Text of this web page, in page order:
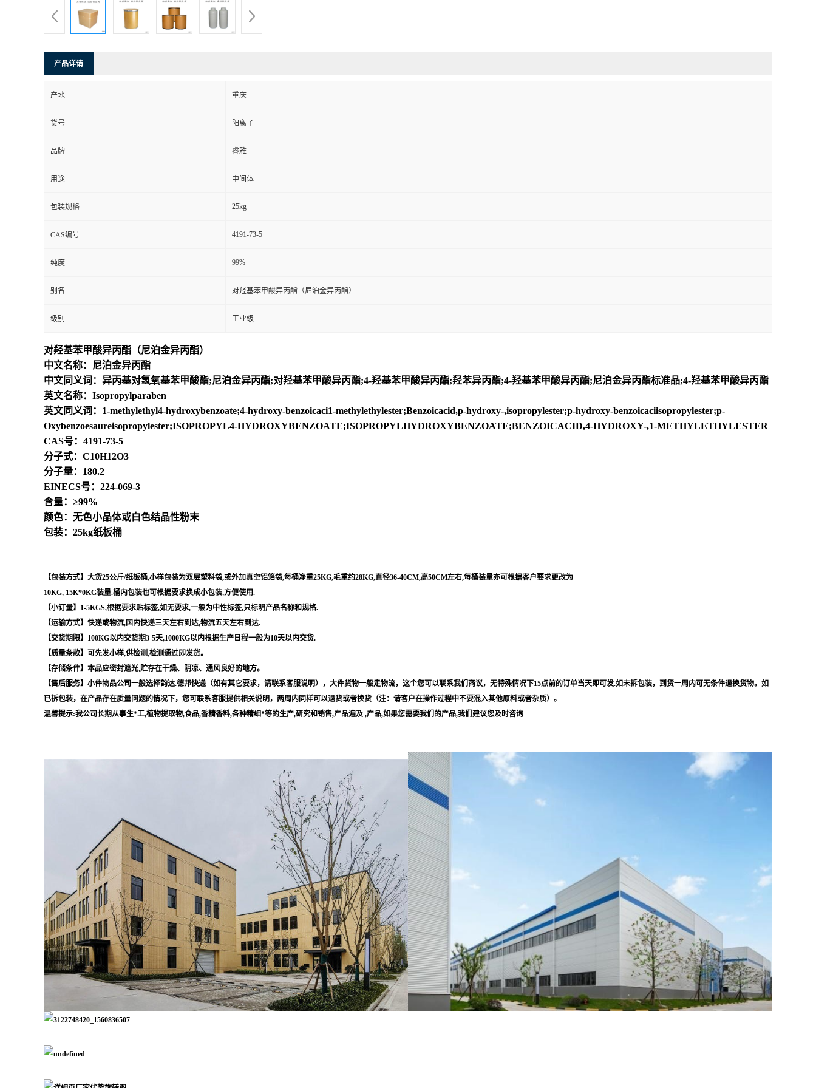
产品详请
产地 重庆
货号 阳离子
品牌 睿雅
用途 中间体
包装规格 25kg
CAS编号 4191-73-5
纯度 99%
别名 对羟基苯甲酸异丙酯（尼泊金异丙酯）
级别 工业级
对羟基苯甲酸异丙酯（尼泊金异丙酯）
中文名称：尼泊金异丙酯
中文同义词：异丙基对氢氧基苯甲酸酯;尼泊金异丙酯;对羟基苯甲酸异丙酯;4-羟基苯甲酸异丙酯;羟苯异丙酯;4-羟基苯甲酸异丙酯;尼泊金异丙酯标准品;4-羟基苯甲酸异丙酯
英文名称：Isopropylparaben
英文同义词：1-methylethyl4-hydroxybenzoate;4-hydroxy-benzoicaci1-methylethylester;Benzoicacid,p-hydroxy-,isopropylester;p-hydroxy-benzoicaciisopropylester;p-
Oxybenzoesaureisopropylester;ISOPROPYL4-HYDROXYBENZOATE;ISOPROPYLHYDROXYBENZOATE;BENZOICACID,4-HYDROXY-,1-METHYLETHYLESTER
CAS号：4191-73-5
分子式：C10H12O3
分子量：180.2
EINECS号：224-069-3
含量：≥99%
颜色：无色小晶体或白色结晶性粉末
包装：25kg纸板桶
【包装方式】大货25公斤/纸板桶,小样包装为双层塑料袋,或外加真空铝箔袋,每桶净重25KG,毛重约28KG,直径36-40CM,高50CM左右,每桶装量亦可根据客户要求更改为
10KG, 15K*0KG装量.桶内包装也可根据要求换成小包装,方便使用.
【小订量】1-5KGS,根据要求贴标签,如无要求,一般为中性标签,只标明产品名称和规格.
【运输方式】快递或物流,国内快递三天左右到达,物流五天左右到达.
【交货期限】100KG以内交货期3-5天,1000KG以内根据生产日程一般为10天以内交货.
【质量条款】可先发小样,供检测,检测通过即发货。
【存储条件】本品应密封遮光,贮存在干燥、阴凉、通风良好的地方。
【售后服务】小件物品公司一般选择韵达.德邦快递（如有其它要求，请联系客服说明），大件货物一般走物流，这个您可以联系我们商议，无特殊情况下15点前的订单当天即可发.如未拆包装，到货一周内可无条件退换货物。如
已拆包装，在产品存在质量问题的情况下，您可联系客服提供相关说明，两周内同样可以退货或者换货（注：请客户在操作过程中不要混入其他原料或者杂质）。
温馨提示:我公司长期从事生*工,植物提取物,食品,香精香料,各种精细*等的生产,研究和销售,产品遍及 ,产品,如果您需要我们的产品,我们建议您及时咨询